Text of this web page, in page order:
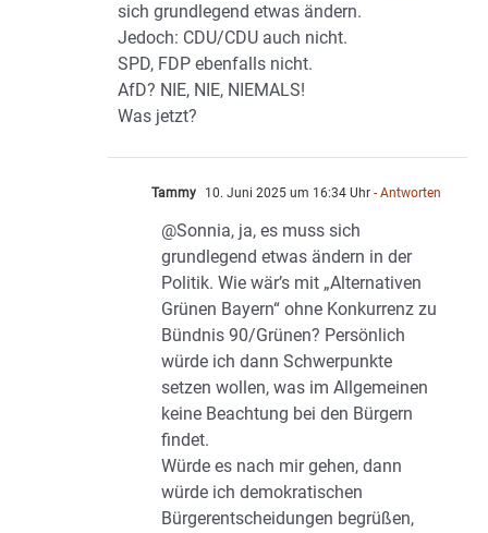
sich grundlegend etwas ändern.
Jedoch: CDU/CDU auch nicht.
SPD, FDP ebenfalls nicht.
AfD? NIE, NIE, NIEMALS!
Was jetzt?
Tammy 10. Juni 2025 um 16:34 Uhr - Antworten
@Sonnia, ja, es muss sich
grundlegend etwas ändern in der
Politik. Wie wär’s mit „Alternativen
Grünen Bayern“ ohne Konkurrenz zu
Bündnis 90/Grünen? Persönlich
würde ich dann Schwerpunkte
setzen wollen, was im Allgemeinen
keine Beachtung bei den Bürgern
findet.
Würde es nach mir gehen, dann
würde ich demokratischen
Bürgerentscheidungen begrüßen,